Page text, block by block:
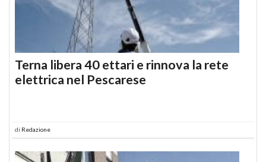
Terna libera 40 ettari e rinnova la rete
elettrica nel Pescarese
di Redazione